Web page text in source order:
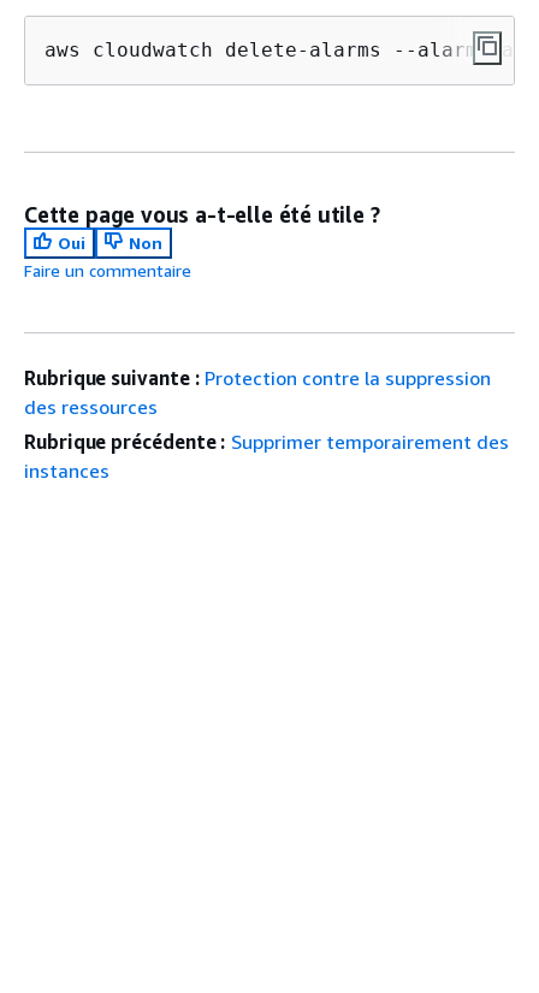
aws cloudwatch delete-alarms --alarm-
Cette page vous a-t-elle été utile ?
Oui
Non
Faire un commentaire
Rubrique suivante : Protection contre la suppression
des ressources
Rubrique précédente : Supprimer temporairement des
instances